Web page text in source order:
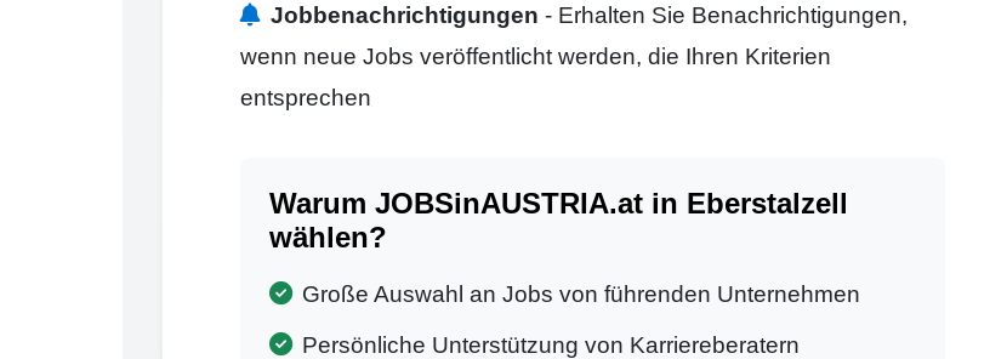
Jobbenachrichtigungen - Erhalten Sie Benachrichtigungen,
wenn neue Jobs veröffentlicht werden, die Ihren Kriterien
entsprechen
Warum JOBSinAUSTRIA.at in Eberstalzell
wählen?
Große Auswahl an Jobs von führenden Unternehmen
Persönliche Unterstützung von Karriereberatern